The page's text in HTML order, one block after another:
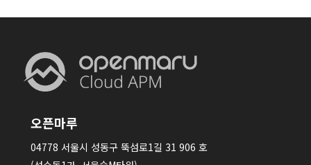
오픈마루
04778 서울시 성동구 뚝섬로1길 31 906 호